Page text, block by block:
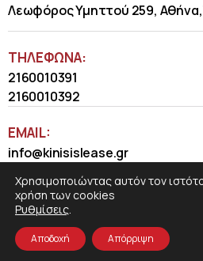
Λεωφόρος Υμηττού 259,
ΤΗΛΈΦΩΝΑ:
2160010391
2160010392
EMAIL:
info@kinisislease.gr
COSMOTE NewSite4U© 2026
Χρησιμοποιώντας αυτόν τον
χρήση των cookies
Ρυθμίσεις.
Αποδοχή Απόρριψη